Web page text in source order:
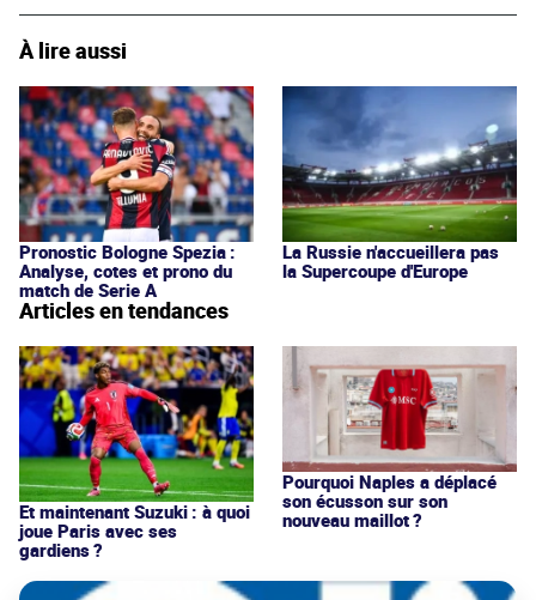
À lire aussi
Pronostic Bologne Spezia :
Analyse, cotes et prono du
match de Serie A
La Russie n'accueillera pas
la Supercoupe d'Europe
Articles en tendances
Et maintenant Suzuki : à quoi
joue Paris avec ses
gardiens ?
Pourquoi Naples a déplacé
son écusson sur son
nouveau maillot ?